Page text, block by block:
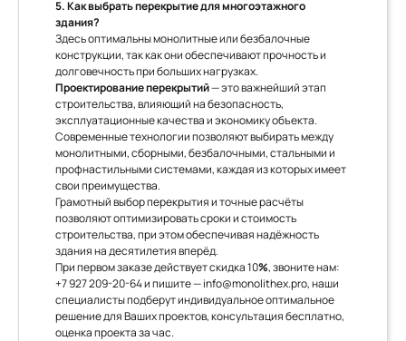
5. Как выбрать перекрытие для многоэтажного
здания?
Здесь оптимальны монолитные или безбалочные
конструкции, так как они обеспечивают прочность и
долговечность при больших нагрузках.
Проектирование перекрытий— это важнейший этап
строительства, влияющий на безопасность,
эксплуатационные качества и экономику объекта.
Современные технологии позволяют выбирать между
монолитными, сборными, безбалочными, стальными и
профнастильными системами, каждая из которых имеет
свои преимущества.
Грамотный выбор перекрытия и точные расчёты
позволяют оптимизировать сроки и стоимость
строительства, при этом обеспечивая надёжность
здания на десятилетия вперёд.
При первом заказе действует скидка 10%, звоните нам:
+7 927 209-20-64и пишите —info@monolithex.pro, наши
специалисты подберут индивидуальное оптимальное
решение для Ваших проектов, консультация бесплатно,
оценка проекта за час.